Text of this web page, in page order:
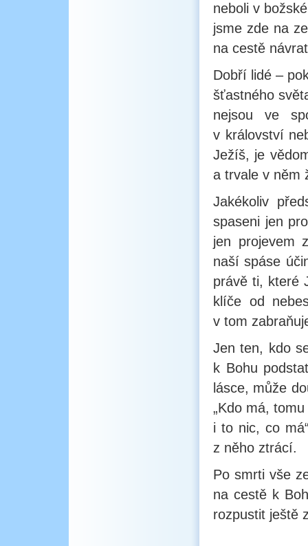
neboli v
jsme zde na
na cestě
Dobří lidé –
šťastného
nejsou ve
v království
Ježíš, je
a trvale v něm
Jakékoliv
spaseni jen
jen projevem
naší spáse
právě ti, které
klíče od
v tom
Jen ten, kdo
k Bohu
lásce, může
„Kdo má,
i to nic, co
z něho ztrácí.
Po smrti vše
na cestě k
rozpustit ještě